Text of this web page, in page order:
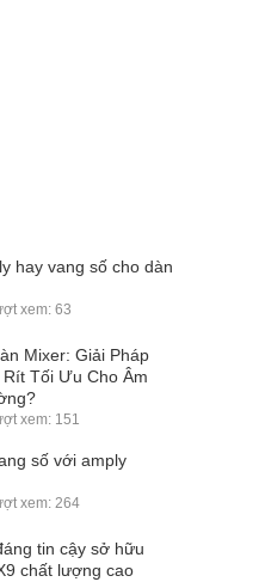
hay vang số cho dàn
xem: 63
Mixer: Giải Pháp
Tối Ưu Cho Âm
xem: 151
số với amply
xem: 264
tin cậy sở hữu
chất lượng cao